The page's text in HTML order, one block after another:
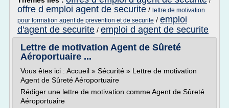
offre d emploi agent de securite / lettre de motivation
pour formation agent de prevention et de securite / emploi
d'agent de securite / emploi d agent de securite
Lettre de motivation Agent de Sûreté
Aéroportuaire ...
Vous êtes ici : Accueil » Sécurité » Lettre de motivation
Agent de Sûreté Aéroportuaire
Rédiger une lettre de motivation comme Agent de Sûreté
Aéroportuaire